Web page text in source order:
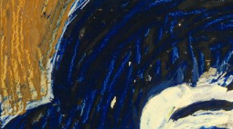
artă
V.R.C.
Atelier
‘85